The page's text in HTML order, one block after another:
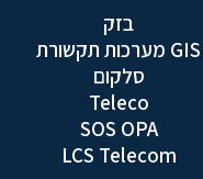
בזק
GIS מערכות תקשורת
סלקום
Teleco
SOS OPA
LCS Telecom